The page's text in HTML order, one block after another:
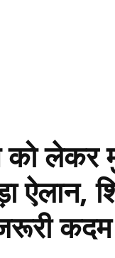
को
ऐलान,
कदम